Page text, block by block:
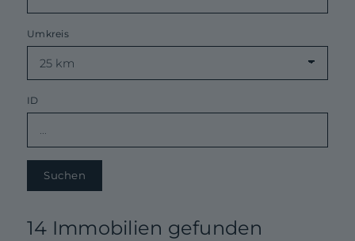
Umkreis
ID
Suchen
14 Immobilien gefunden